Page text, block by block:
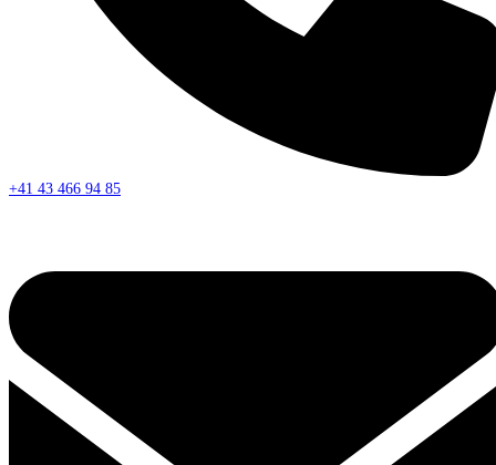
+41 43 466 94 85